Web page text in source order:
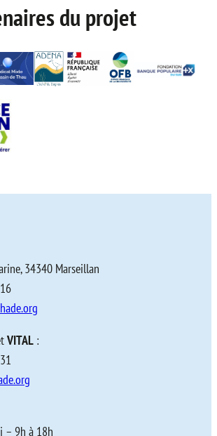
du projet
34340 Marseillan
VITAL :
– 9h à 18h